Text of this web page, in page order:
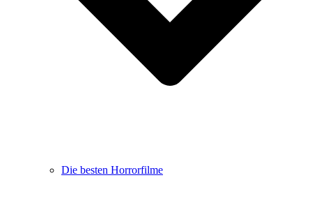
Die besten Horrorfilme